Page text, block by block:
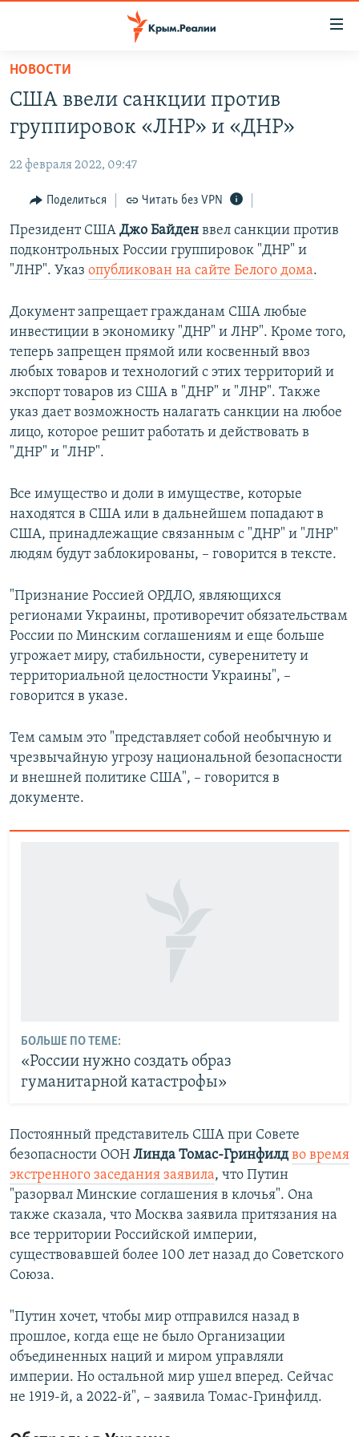
Вернуться
основному
содержанию
Вернутся
навигации
Вернутся
поиску
КАРТА ВОЕННЫХ ОБЪЕКТОВ КРЫМА
11 ЛЕТ ОККУПАЦИИ КРЫМА. 11 ИСТОРИЙ СОПРОТИВЛЕНИЯ
ВОДА
ИСТОРИЯ
ЕЩЕ
ИНТЕРАКТИВ
ИНФОГРАФИКА
СОВЕТЫ ПРАВОЗАЩИТНИКОВ
ПОБЕДИТЕЛЕЙ НЕ СУДЯТ?
КРЫМ.НЕПОКОРЕННЫЙ
ELIFBE
РАДІО СВОБОДА
КАК ОБОЙТИ БЛОКИРОВКУ
Qırımtatar
ПРИСОЕДИНЯЙТЕСЬ!
НОВОСТИ
США ввели санкции против
группировок «ЛНР» и «ДНР»
22 февраля 2022, 09:47
Поделиться Читать без VPN
Президент США Джо Байден ввел санкции против
подконтрольных России группировок "ДНР" и
"ЛНР". Указ опубликован на сайте Белого дома.
Документ запрещает гражданам США любые
инвестиции в экономику "ДНР" и ЛНР". Кроме того,
теперь запрещен прямой или косвенный ввоз
любых товаров и технологий с этих территорий и
экспорт товаров из США в "ДНР" и "ЛНР". Также
указ дает возможность налагать санкции на любое
лицо, которое решит работать и действовать в
"ДНР" и "ЛНР".
Все имущество и доли в имуществе, которые
находятся в США или в дальнейшем попадают в
США, принадлежащие связанным с "ДНР" и "ЛНР"
людям будут заблокированы, – говорится в тексте.
"Признание Россией ОРДЛО, являющихся
регионами Украины, противоречит обязательствам
России по Минским соглашениям и еще больше
угрожает миру, стабильности, суверенитету и
территориальной целостности Украины", –
говорится в указе.
Тем самым это "представляет собой необычную и
чрезвычайную угрозу национальной безопасности
и внешней политике США", – говорится в
документе.
БОЛЬШЕ ПО ТЕМЕ:
«России нужно создать образ
гуманитарной катастрофы»
Постоянный представитель США при Совете
безопасности ООН Линда Томас-Гринфилд во время
экстренного заседания заявила, что Путин
"разорвал Минские соглашения в клочья". Она
также сказала, что Москва заявила притязания на
все территории Российской империи,
существовавшей более 100 лет назад до Советского
Союза.
"Путин хочет, чтобы мир отправился назад в
прошлое, когда еще не было Организации
объединенных наций и миром управляли
империи. Но остальной мир ушел вперед. Сейчас
не 1919-й, а 2022-й", – заявила Томас-Гринфилд.